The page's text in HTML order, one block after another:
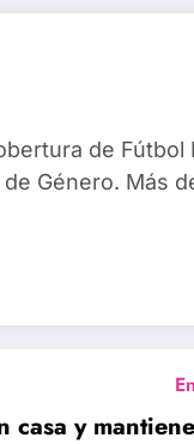
de Fútbol
Género. Más
casa y